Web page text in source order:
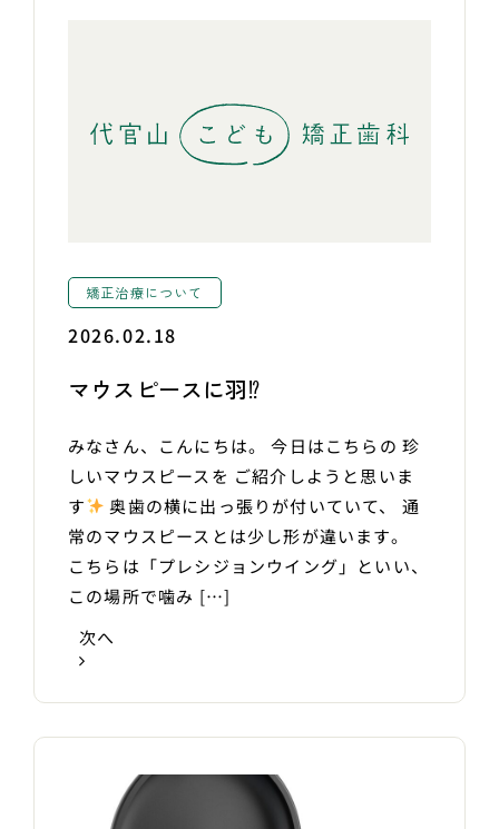
矯正治療について
2026.02.18
マウスピースに羽⁉︎
みなさん、こんにちは。 今日はこちらの 珍
しいマウスピースを ご紹介しようと思いま
す
奥歯の横に出っ張りが付いていて、 通
常のマウスピースとは少し形が違います。
こちらは「プレシジョンウイング」といい、
この場所で噛み […]
次へ